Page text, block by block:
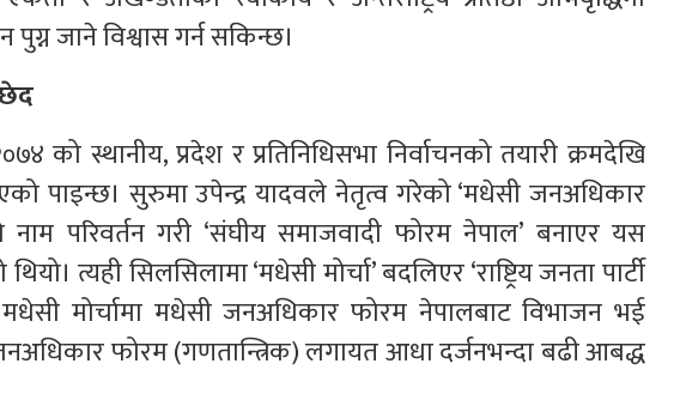
जाने विश्वास गर्न सकिन्छ।
को स्थानीय, प्रदेश र प्रतिनिधिसभा निर्वाचनको तयारी क्रमदेखि
पाइन्छ। सुरुमा उपेन्द्र यादवले नेतृत्व गरेको ‘मधेसी जनअधिकार
परिवर्तन गरी ‘संघीय समाजवादी फोरम नेपाल’ बनाएर यस
त्यही सिलसिलामा ‘मधेसी मोर्चा’ बदलिएर ‘राष्ट्रिय जनता पार्टी
मधेसी मोर्चामा मधेसी जनअधिकार फोरम नेपालबाट विभाजन भई
फोरम (गणतान्त्रिक) लगायत आधा दर्जनभन्दा बढी आबद्ध